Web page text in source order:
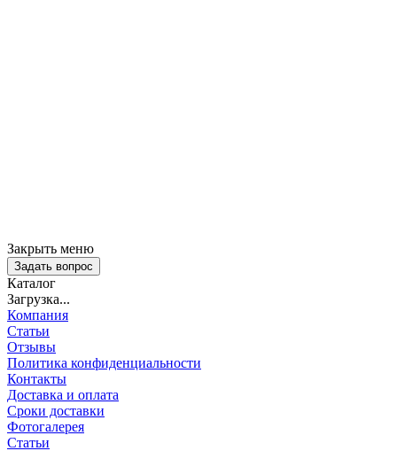
Закрыть меню
Задать вопрос
Каталог
Загрузка...
Компания
Статьи
Отзывы
Политика конфиденциальности
Контакты
Доставка и оплата
Сроки доставки
Фотогалерея
Статьи